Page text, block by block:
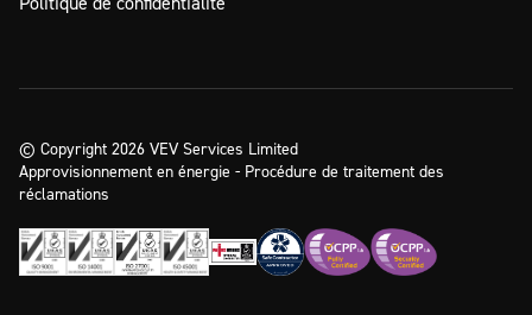
© Copyright 2026 VEV Services Limited
Approvisionnement en énergie - Procédure de traitement des
réclamations